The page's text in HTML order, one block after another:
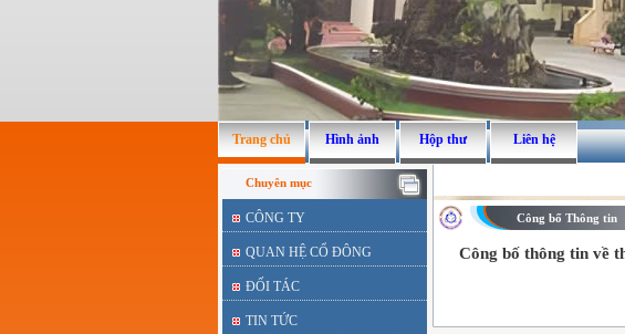
Trang chủ Hình ảnh Hộp thư Liên hệ
Chuyên mục
CÔNG TY
QUAN HỆ CỔ ĐÔNG
ĐỐI TÁC
TIN TỨC
Công bố Thông tin
Công bố thông tin về